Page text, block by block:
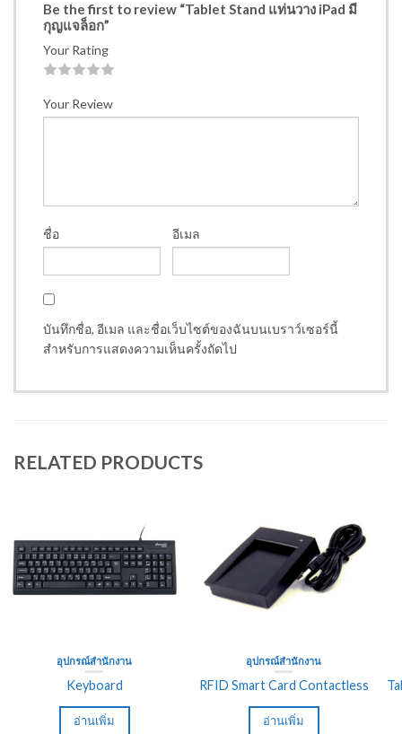
Be the first to review “Tablet Stand แท่นวาง iPad มี
กุญแจล็อก”
Your Rating
Your Review
ชื่อ อีเมล
บันทึกชื่อ, อีเมล และชื่อเว็บไซต์ของฉันบนเบราว์เซอร์นี้
สำหรับการแสดงความเห็นครั้งถัดไป
RELATED PRODUCTS
อุปกรณ์สำนักงาน
Keyboard
อ่านเพิ่ม
อุปกรณ์สำนักงาน
RFID Smart Card Contactless
อ่านเพิ่ม